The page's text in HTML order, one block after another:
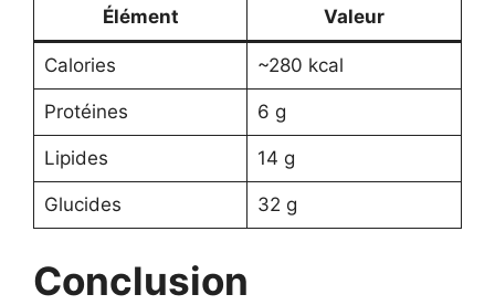
Élément Valeur
Calories ~280 kcal
Protéines 6 g
Lipides 14 g
Glucides 32 g
Conclusion